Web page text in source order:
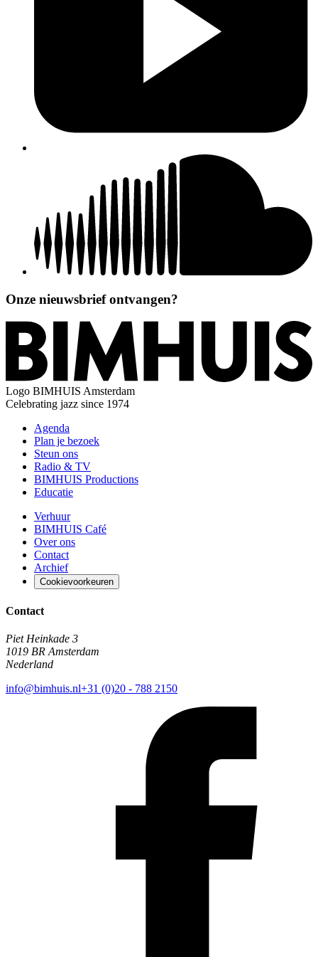
Onze nieuwsbrief ontvangen?
Logo BIMHUIS Amsterdam
Celebrating jazz since 1974
Agenda
Plan je bezoek
Steun ons
Radio & TV
BIMHUIS Productions
Educatie
Verhuur
BIMHUIS Café
Over ons
Contact
Archief
Cookievoorkeuren
Contact
Piet Heinkade 3
1019 BR Amsterdam
Nederland
info@bimhuis.nl+31 (0)20 - 788 2150